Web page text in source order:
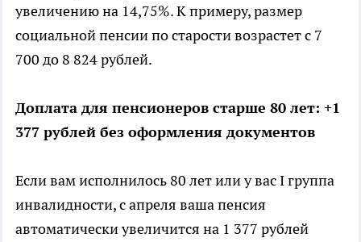
увеличению на 14,75%. К примеру, размер
социальной пенсии по старости возрастет с 7
700 до 8 824 рублей.
Доплата для пенсионеров старше 80 лет: +1
377 рублей без оформления документов
Если вам исполнилось 80 лет или у вас I группа
инвалидности, с апреля ваша пенсия
автоматически увеличится на 1 377 рублей